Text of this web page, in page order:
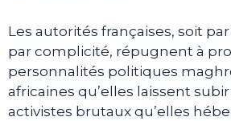
Les autorités françaises, soit
par complicité, répugnent à
personnalités politiques
africaines qu’elles laissent
activistes brutaux qu’elles